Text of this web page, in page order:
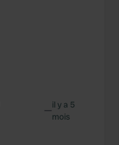
—il y a 5
mois